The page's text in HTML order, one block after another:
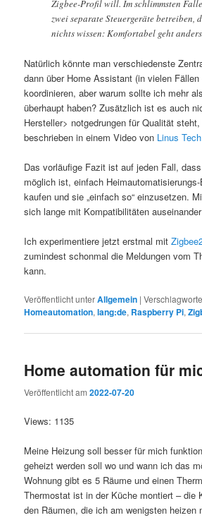
Zigbee-Profil will. Im schlimmsten
zwei separate Steuergeräte betreiben,
nichts wissen: Komfortabel geht
Natürlich könnte man verschiedenste
dann über Home Assistant (in vielen
koordinieren, aber warum sollte ich mehr
überhaupt haben? Zusätzlich ist es auch
Hersteller> notgedrungen für Qualität
beschrieben in einem Video von Linus
Das vorläufige Fazit ist auf jeden Fall,
möglich ist, einfach
kaufen und sie „einfach so“ einzusetzen.
sich lange mit Kompatibilitäten
Ich experimentiere jetzt erstmal mit
zumindest schonmal die Meldungen vom
kann.
Veröffentlicht unterAllgemein |
Homeautomation,lang:de, Raspberry Pi,
Home automation für
Veröffentlicht am2022-07-20
Views: 1135
Meine Heizung soll besser für mich
geheizt werden soll wo und wann ich das
Wohnung gibt es 5 Räume und einen
Thermostat ist in der Küche montiert – die
den Räumen, die ich am wenigsten heizen